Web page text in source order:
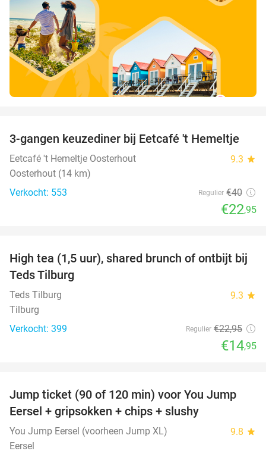
43%
3-gangen keuzediner bij Eetcafé 't Hemeltje
Eetcafé 't Hemeltje Oosterhout 9.3 star
Oosterhout (14 km)
Verkocht: 553
Regulier €40
€22,95
35%
High tea (1,5 uur), shared brunch of ontbijt bij
Teds Tilburg
Teds Tilburg 9.3 star
Tilburg
Verkocht: 399
Regulier €22,95
€14,95
61%
Jump ticket (90 of 120 min) voor You Jump
Eersel + gripsokken + chips + slushy
You Jump Eersel (voorheen Jump XL) 9.8 star
Eersel